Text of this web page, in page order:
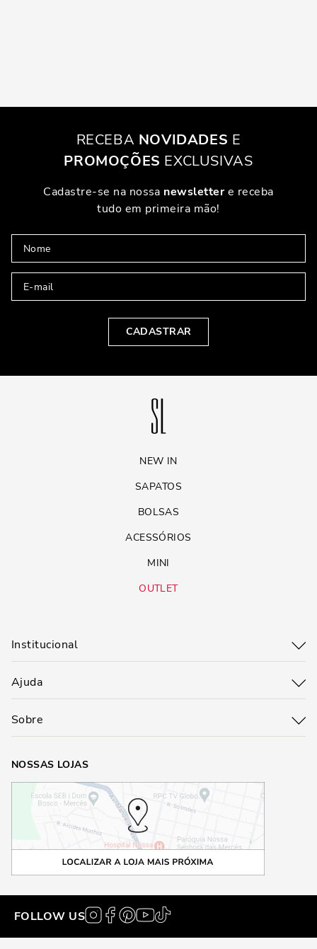
RECEBA NOVIDADES E
PROMOÇÕES EXCLUSIVAS
Cadastre-se na nossa newslettere receba
tudo em primeira mão!
CADASTRAR
NEW IN
SAPATOS
BOLSAS
ACESSÓRIOS
MINI
OUTLET
Institucional
Ajuda
Sobre
NOSSAS LOJAS
FOLLOW US